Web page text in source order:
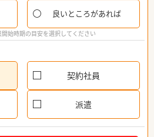
良いところがあれば
始時期の目安を選択してください
契約社員
派遣